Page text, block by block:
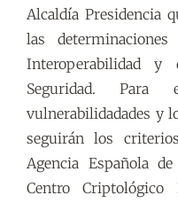
Alcaldía Presidencia
las
Interoperabilidad y
Seguridad.
vulnerabilidadades y
seguirán los
Agencia Española
Centro Criptológico